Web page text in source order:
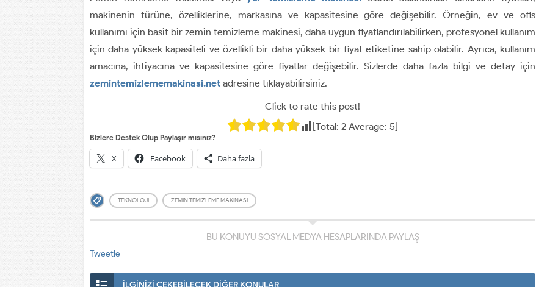
makinenin türüne, özelliklerine, markasına ve kapasitesine göre değişebilir. Örneğin, ev ve ofis
kullanımı için basit bir zemin temizleme makinesi, daha uygun fiyatlandırılabilirken, profesyonel kullanım
için daha yüksek kapasiteli ve özellikli bir daha yüksek bir fiyat etiketine sahip olabilir. Ayrıca, kullanım
amacına, ihtiyacına ve kapasitesine göre fiyatlar değişebilir. Sizlerde daha fazla bilgi ve detay için
zemintemizlememakinasi.net adresine tıklayabilirsiniz.
Click to rate this post!
[Total: 2 Average: 5]
Bizlere Destek Olup Paylaşır mısınız?
X Facebook Daha fazla
TEKNOLOJI ZEMIN TEMIZLEME MAKINASI
BU KONUYU SOSYAL MEDYA HESAPLARINDA PAYLAŞ
Tweetle
İLGİNİZİ ÇEKEBİLECEK DİĞER KONULAR